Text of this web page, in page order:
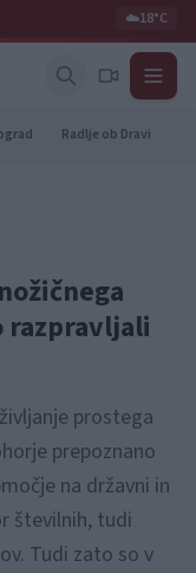
☁️18°C
Radlje ob Dravi
razpravljali
prostega
prepoznano
na državni in
številnih, tudi
Tudi zato so v